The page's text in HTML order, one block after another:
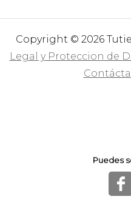
Copyright © 2026
Legal y Proteccion de
Puedes
f